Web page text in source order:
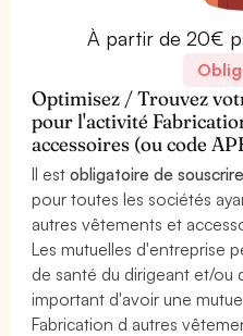
À partir de 20€
Optimisez / Trouvez
pour l'activité
accessoires (ou code
Il estobligatoire de
pour toutes les sociétés
autres vêtements et
Les mutuelles d'entreprise
de santé du dirigeant et/ou
important d'avoir une
Fabrication d autres